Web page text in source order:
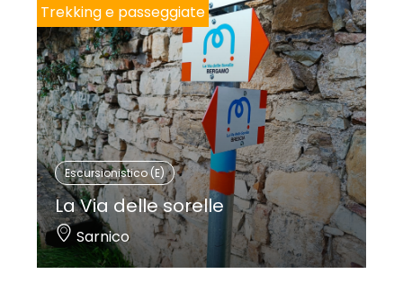
Trekking e passeggiate
Escursionistico (E)
La Via delle sorelle
Sarnico